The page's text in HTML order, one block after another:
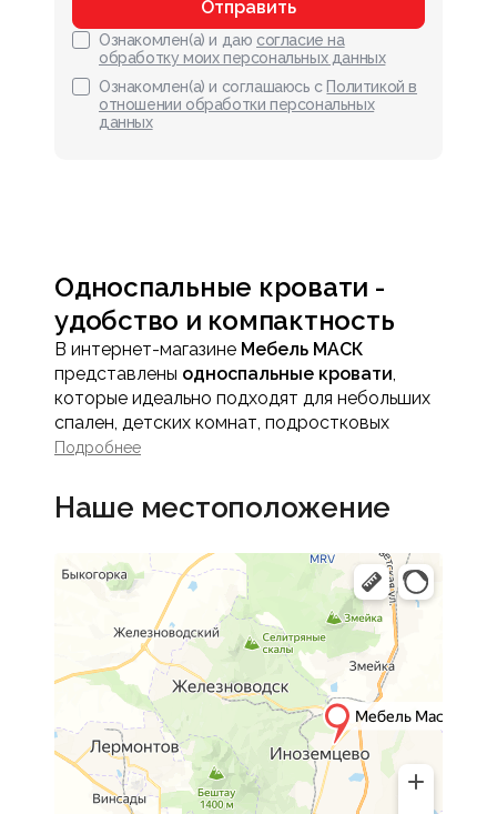
Отправить
Ознакомлен(а) и даю согласие на
обработку моих персональных данных
Ознакомлен(а) и соглашаюсь с Политикой в
отношении обработки персональных
данных
Односпальные кровати -
удобство и компактность
В интернет-магазине Мебель МАСК
представлены односпальные кровати,
которые идеально подходят для небольших
спален, детских комнат, подростковых
комнат или студий. Компактные кровати
функциональное пространство, сохраняя
уют и стиль интерьера.
решение для тех, кто ценит эргономику и
удобство без ущерба для эстетики.
Преимущества
односпальных кроватей
Компактность и
рациональное
использование
Подробнее
Наше местоположение